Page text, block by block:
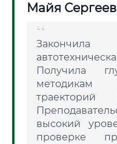
Майя
Получила
методикам
высокий
проверке